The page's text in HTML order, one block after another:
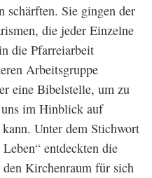
schärften. Sie gingen der
die jeder Einzelne
die Pfarreiarbeit
Arbeitsgruppe
eine Bibelstelle, um zu
im Hinblick auf
Unter dem Stichwort
entdeckten die
den Kirchenraum für sich